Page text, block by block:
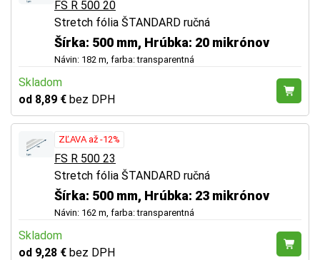
FS R 500 20
Stretch fólia ŠTANDARD ručná
Šírka: 500 mm, Hrúbka: 20 mikrónov
Návin: 182 m, farba: transparentná
Skladom
od 8,89 € bez DPH
ZĽAVA až -12%
FS R 500 23
Stretch fólia ŠTANDARD ručná
Šírka: 500 mm, Hrúbka: 23 mikrónov
Návin: 162 m, farba: transparentná
Skladom
od 9,28 € bez DPH